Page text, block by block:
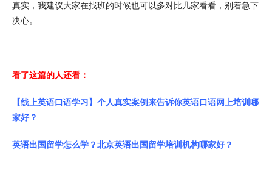
真实，我建议大家在找班的时候也可以多对比几家看看，别着急下
决心。
看了这篇的人还看：
【线上英语口语学习】个人真实案例来告诉你英语口语网上培训哪
家好？
英语出国留学怎么学？北京英语出国留学培训机构哪家好？